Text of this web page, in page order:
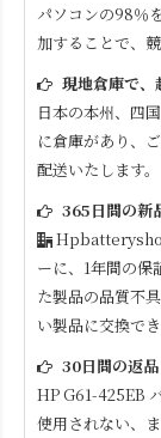
パソコンの98％
加することで、
現地倉庫で、
日本の本州、四
に倉庫があり、
配送いたします。
365日間の新
ーに、1年間の保
た製品の品質不
い製品に交換で
30日間の返
HP G61-425EB
使用されない、